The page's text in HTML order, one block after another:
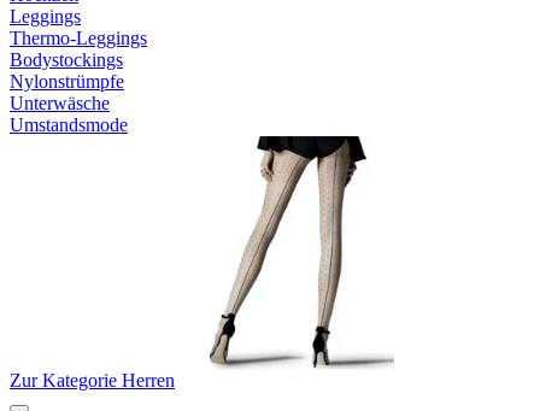
Leggings
Thermo-Leggings
Bodystockings
Nylonstrümpfe
Unterwäsche
Umstandsmode
Zur Kategorie Herren